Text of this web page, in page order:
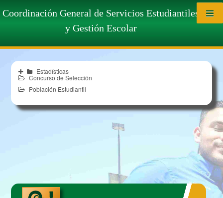
Coordinación General de Servicios Estudiantiles
y Gestión Escolar
Estadísticas
Estadísticas
Concurso de Selección
Población Estudiantil